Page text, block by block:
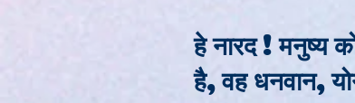
हे नारद ! मनुष्य
है, वह धनवान,